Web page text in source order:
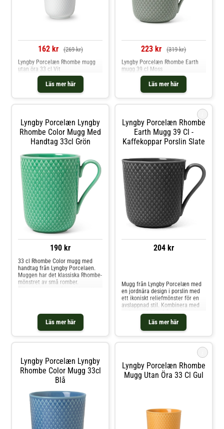
162 kr (269 kr)
Läs mer här
Lyngby Porcelæn Rhombe mugg
utan öra 33 cl Vit
223 kr (319 kr)
Läs mer här
Lyngby Porcelæn Rhombe Earth
mugg 39 cl Moss
Lyngby Porcelæn Lyngby
Rhombe Color Mugg Med
Handtag 33cl Grön
190 kr
Läs mer här
33 cl Rhombe Color mugg med
handtag från Lyngby Porcelaen.
Muggen har det klassiska Rhombe-
mönstret av små romber.
Lyngby Porcelæn Rhombe
Earth Mugg 39 Cl -
Kaffekoppar Porslin Slate
204 kr
Läs mer här
Mugg från Lyngby Porcelæn med
en jordnära design i porslin med
ett ikoniskt reliefmönster för en
avslappnad stil. Kombinera med
andra produkter från samma
serie.Formgivning av Reckweg &
Nordentoft.Om muggen från
Lyngby Porcelæn- Dekorerad med
Reckweg & Nordentoft.- Gjord av
porslin. Shoppa Kaffekoppar och
mer Muggar & Koppar hos Royal
Design.
Lyngby Porcelæn Lyngby
Rhombe Color Mugg 33cl
Blå
Lyngby Porcelæn Rhombe
Mugg Utan Öra 33 Cl Gul